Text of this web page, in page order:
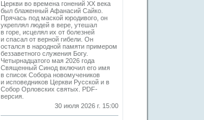
Церкви во времена гонений XX века
был блаженный Афанасий Сайко.
Прячась под маской юродивого, он
укреплял людей в вере, утешал
в горе, исцелял их от болезней
и спасал от верной гибели. Он
остался в народной памяти примером
беззаветного служения Богу.
Четырнадцатого мая 2026 года
Священный Синод включил его имя
в список Собора новомучеников
и исповедников Церкви Русской и в
Собор Орловских святых. PDF-
версия.
30 июля 2026 г. 15:00